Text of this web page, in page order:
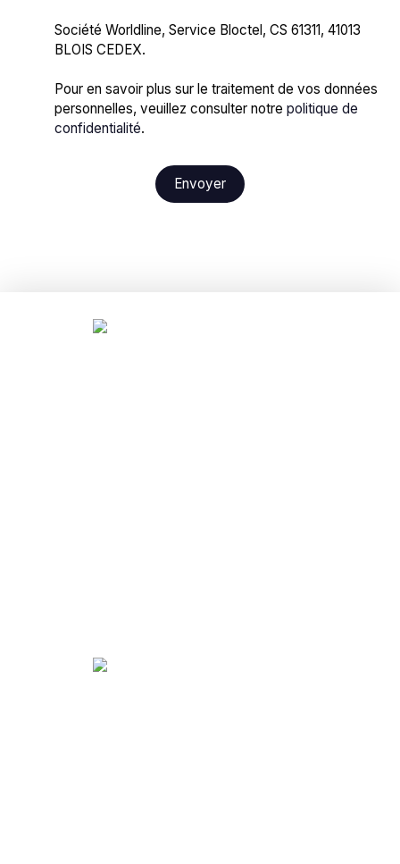
Société Worldline, Service Bloctel, CS 61311, 41013
BLOIS CEDEX.
Pour en savoir plus sur le traitement de vos données
personnelles, veuillez consulter notre politique de
confidentialité.
Envoyer